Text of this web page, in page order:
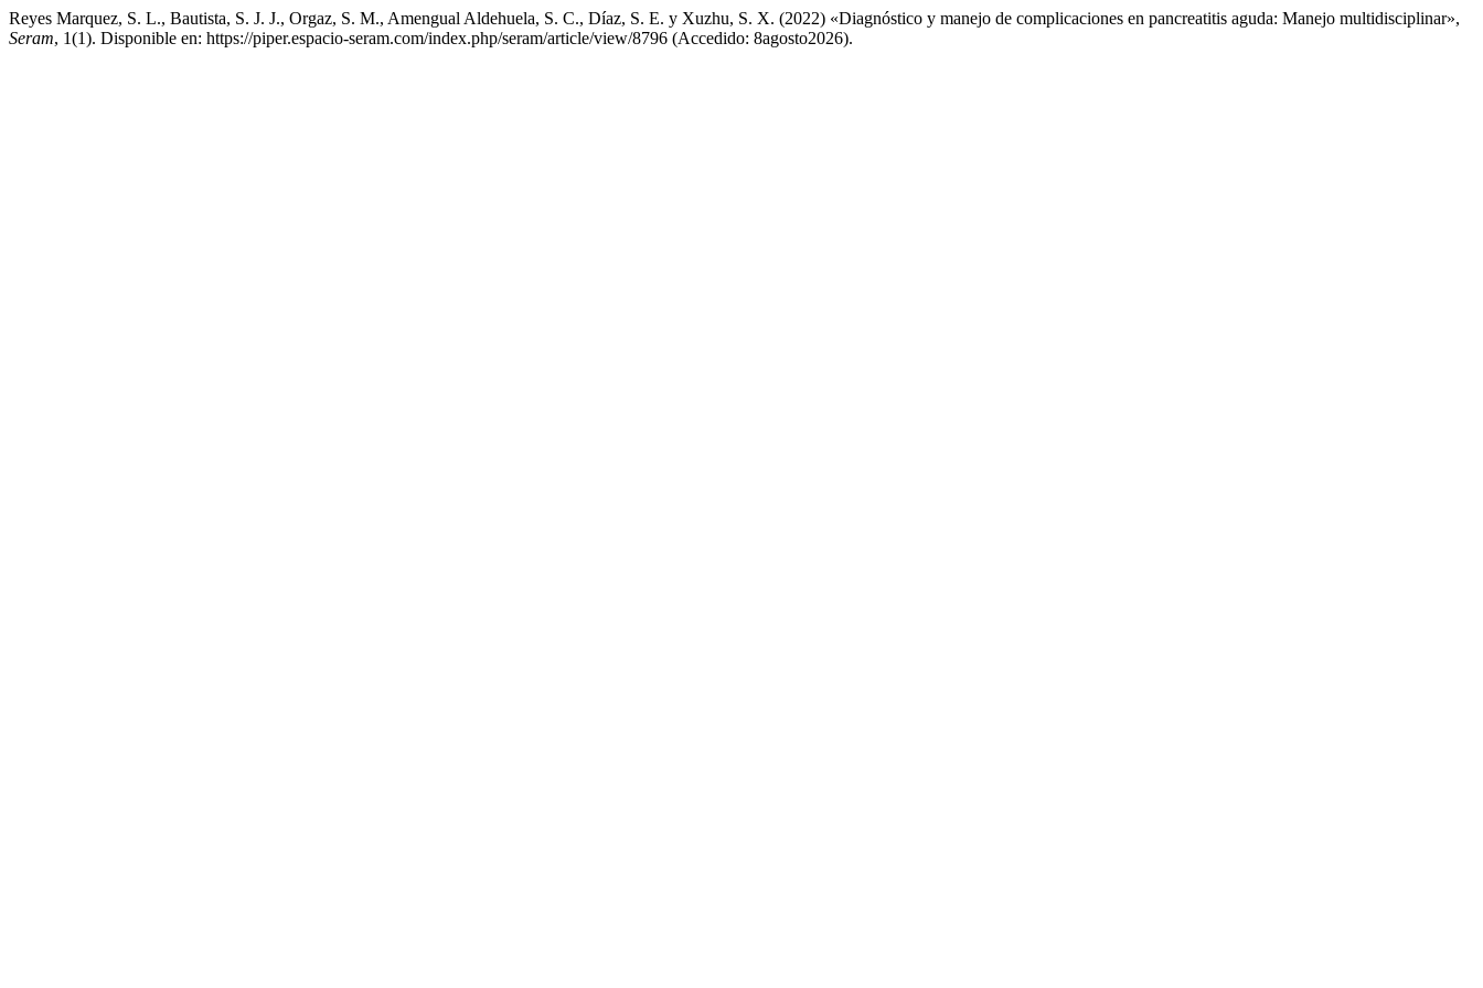
Reyes Marquez, S. L., Bautista, S. J. J., Orgaz, S. M., Amengual Aldehuela, S. C., Díaz, S. E. y Xuzhu, S. X. (2022) «Diagnóstico y manejo de complicaciones en pancreatitis aguda: Manejo multidisciplinar»,
Seram, 1(1). Disponible en: https://piper.espacio-seram.com/index.php/seram/article/view/8796 (Accedido: 8agosto2026).